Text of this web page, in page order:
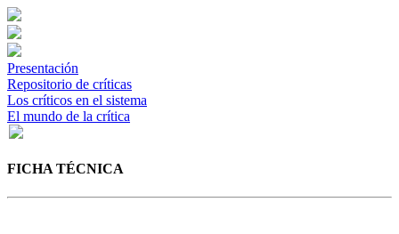
Presentación
Repositorio de críticas
Los críticos en el sistema
El mundo de la crítica
FICHA TÉCNICA